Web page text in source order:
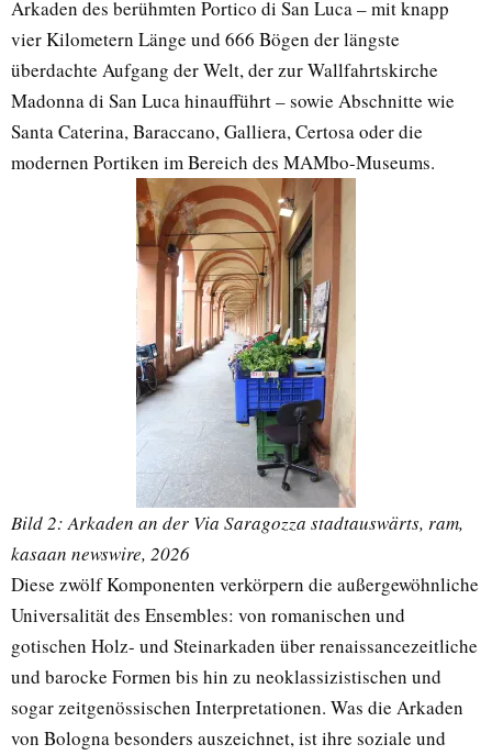
Arkaden des berühmten Portico di San Luca – mit knapp
vier Kilometern Länge und 666 Bögen der längste
überdachte Aufgang der Welt, der zur Wallfahrtskirche
Madonna di San Luca hinaufführt – sowie Abschnitte wie
Santa Caterina, Baraccano, Galliera, Certosa oder die
modernen Portiken im Bereich des MAMbo-Museums.
Bild 2: Arkaden an der Via Saragozza stadtauswärts, ram,
kasaan newswire, 2026
Diese zwölf Komponenten verkörpern die außergewöhnliche
Universalität des Ensembles: von romanischen und
gotischen Holz- und Steinarkaden über renaissancezeitliche
und barocke Formen bis hin zu neoklassizistischen und
sogar zeitgenössischen Interpretationen. Was die Arkaden
von Bologna besonders auszeichnet, ist ihre soziale und